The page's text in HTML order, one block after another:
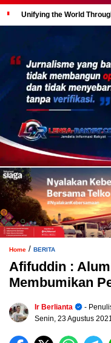
Unifying the World
Home / BERITA
Afifuddin :
Membumikan
Ir Berlianta
-
Senin, 23 Agustus